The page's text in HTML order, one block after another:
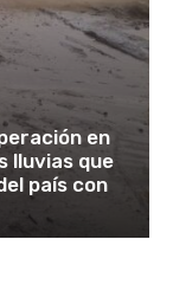
en
lluvias que
país con